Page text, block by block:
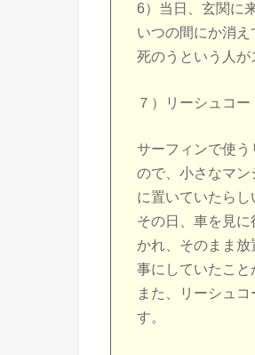
6）当日、玄関に
いつの間にか消
死のうという人が
７）リーシュコー
サーフィンで使
ので、小さなマ
に置いていたらし
その日、車を見
かれ、そのまま
事にしていたこと
また、リーシュ
す。